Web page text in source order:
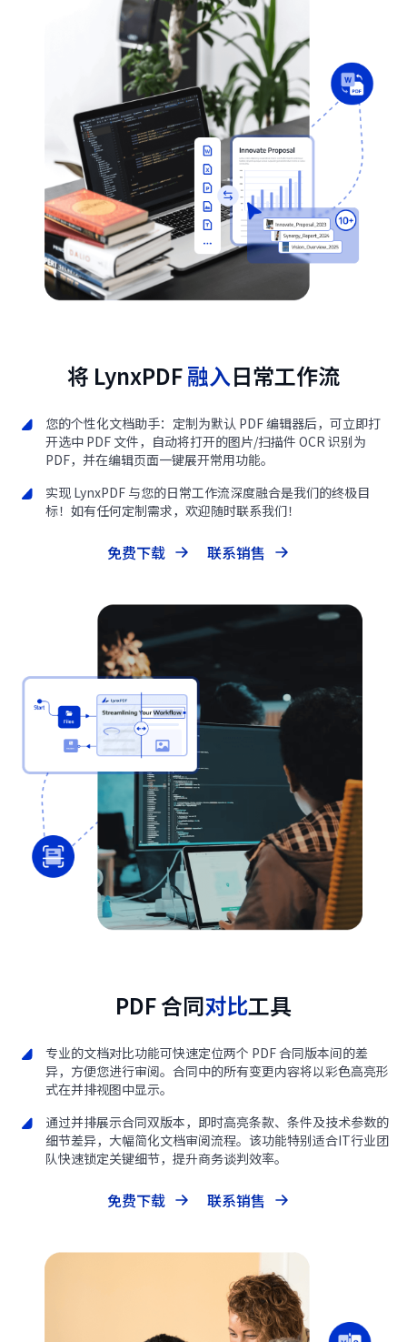
将 LynxPDF融入日常工作流
您的个性化文档助手：定制为默认 PDF 编辑器后，可立即打
开选中 PDF 文件，自动将打开的图片/扫描件 OCR 识别为
PDF，并在编辑页面一键展开常用功能。
实现 LynxPDF 与您的日常工作流深度融合是我们的终极目
标！如有任何定制需求，欢迎随时联系我们！
免费下载 联系销售
PDF 合同对比工具
专业的文档对比功能可快速定位两个 PDF 合同版本间的差
异，方便您进行审阅。合同中的所有变更内容将以彩色高亮形
式在并排视图中显示。
通过并排展示合同双版本，即时高亮条款、条件及技术参数的
细节差异，大幅简化文档审阅流程。该功能特别适合IT行业团
队快速锁定关键细节，提升商务谈判效率。
免费下载 联系销售